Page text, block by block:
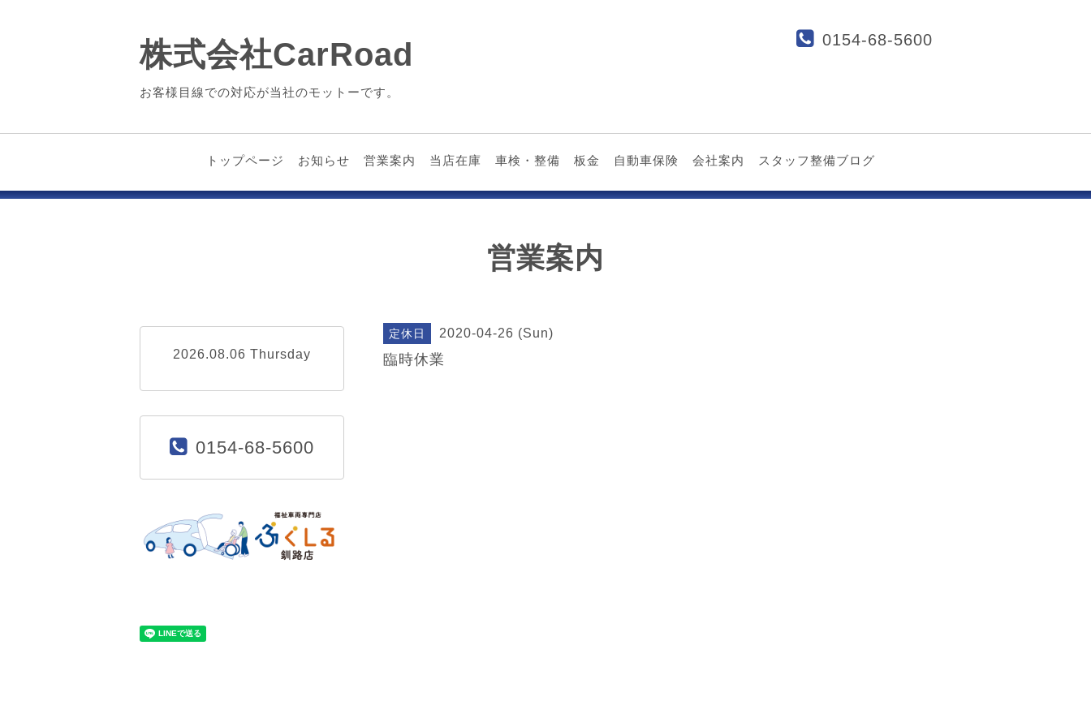
0154-68-5600
株式会社CarRoad
お客様目線での対応が当社のモットーです。
トップページ お知らせ 営業案内 当店在庫 車検・整備 板金 自動車保険 会社案内 スタッフ整備ブログ
営業案内
定休日 2020-04-26 (Sun)
臨時休業
2026.08.06 Thursday
0154-68-5600